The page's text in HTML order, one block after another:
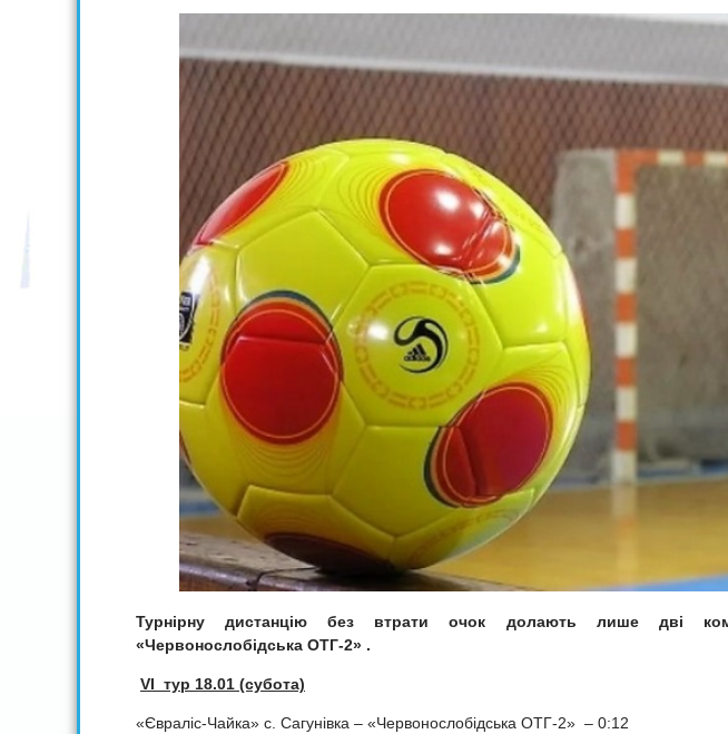
Турнірну дистанцію без втрати очок долають лише дві
«Червонослобідська ОТГ-2» .
VI тур 18.01 (субота)
«Євраліс-Чайка» с. Сагунівка – «Червонослобідська ОТГ-2» – 0:12